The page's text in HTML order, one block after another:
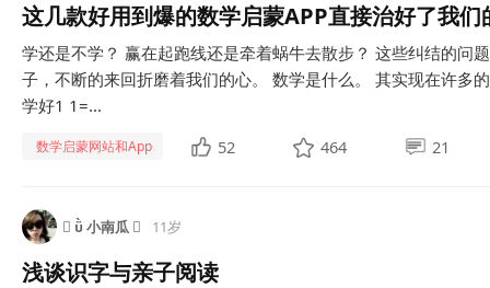
这几款好用到爆的数学启蒙APP直接治好了我们
学还是不学？ 赢在起跑线还是牵着蜗牛去散步？ 这些纠结的问
子，不断的来回折磨着我们的心。 数学是什么。 其实现在许多
学好1 1=...
数学启蒙网站和App 52 464 21
  小南瓜  11岁
浅谈识字与亲子阅读